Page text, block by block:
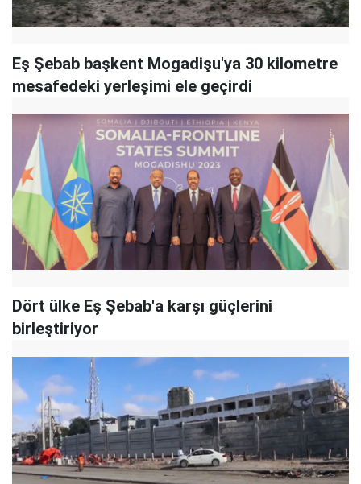
Eş Şebab başkent Mogadişu'ya 30 kilometre
mesafedeki yerleşimi ele geçirdi
Dört ülke Eş Şebab'a karşı güçlerini
birleştiriyor